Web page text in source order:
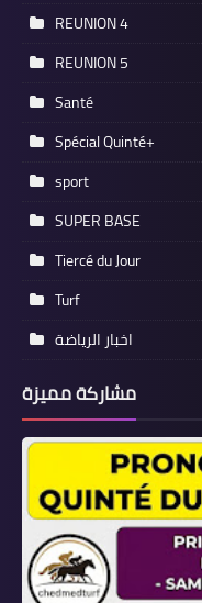
REUNION 4
REUNION 5
Santé
Spécial Quinté+
sport
SUPER BASE
Tiercé du Jour
Turf
اخبار الرياضة
مشاركة مميزة